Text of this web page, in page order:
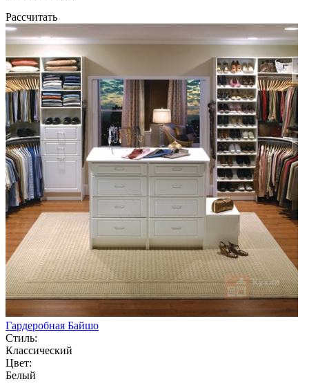
Рассчитать
Гардеробная Байшо
Стиль:
Классический
Цвет:
Белый